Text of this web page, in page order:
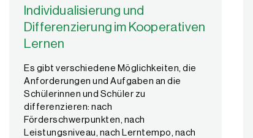
Individualisierung und
Differenzierung im Kooperativen
Lernen
Es gibt verschiedene Möglichkeiten, die
Anforderungen und Aufgaben an die
Schülerinnen und Schüler zu
differenzieren: nach
Förderschwerpunkten, nach
Leistungsniveau, nach Lerntempo, nach